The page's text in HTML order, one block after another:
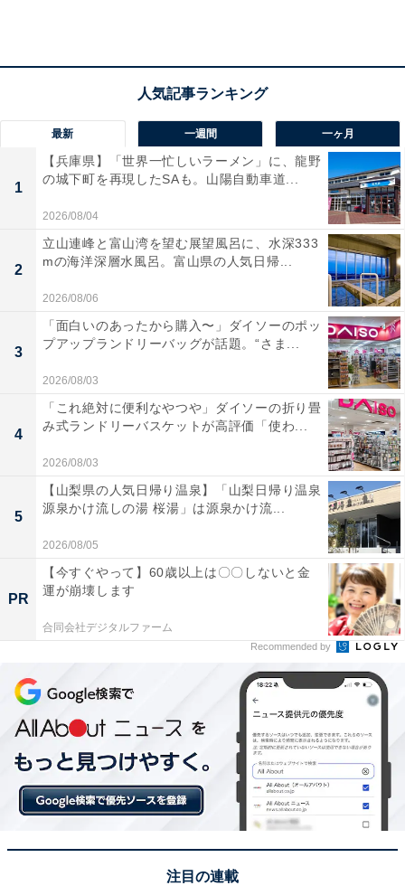
ンションと区別している場合が多いようです。
また、国土交通省のマンションについての
では、3
階以上で鉄筋や鉄骨造の住宅をマンションとしていま
す。
「リフォーム」と「リノベーション」の違い
リフォームは「改善」などを意味する英語。日本の住宅
用語においては、老朽化した建物や設備を当初の性能に
一方、リノベーションは「刷新」などを意味する英語。
修復だけなく、より良く作り変えて価値を高める場合に
使われます。
工事の規模も、リフォームは一部の設備を新しくするだ
うような大規模なものを指す場合が多いようです。
最新 一週間 一ヶ月
1
【兵庫県】「世界一忙しいラーメン」に、龍野
の城下町を再現したSAも。山陽自動車道...
2026/08/04
2
立山連峰と富山湾を望む展望風呂に、水深333
mの海洋深層水風呂。富山県の人気日帰...
2026/08/06
3
「面白いのあったから購入〜」ダイソーのポッ
プアップランドリーバッグが話題。“さま...
2026/08/03
4
「これ絶対に便利なやつや」ダイソーの折り畳
み式ランドリーバスケットが高評価「使わ...
2026/08/03
5
【山梨県の人気日帰り温泉】「山梨日帰り温泉
源泉かけ流しの湯 桜湯」は源泉かけ流...
2026/08/05
PR
【今すぐやって】60歳以上は〇〇しないと金
運が崩壊します
合同会社デジタルファーム
Recommended by
注目の連載